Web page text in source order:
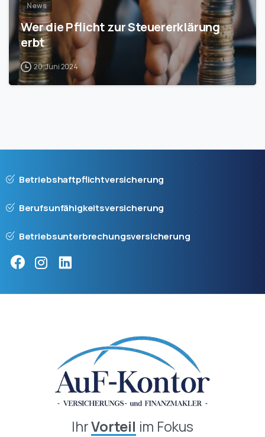
News
Wer die Pflicht zur Steuererklärung
erbt
20. Juni 2024
Betriebshaftpflichtversicherung
Berufsunfähigkeitsversicherung
Betriebsunterbrechungsversicherung
IhrVorteil im Fokus